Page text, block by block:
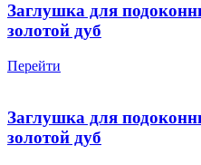
Заглушка для
золотой дуб
Перейти
Заглушка для
золотой дуб